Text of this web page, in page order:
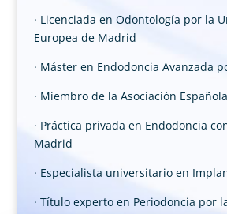
· Licenciada en Odontología por la
Europea de Madrid
· Máster en Endodoncia Avanzada
· Miembro de la Asociaciòn
· Práctica privada en Endodoncia
Madrid
· Especialista universitario en
· Título experto en Periodoncia por